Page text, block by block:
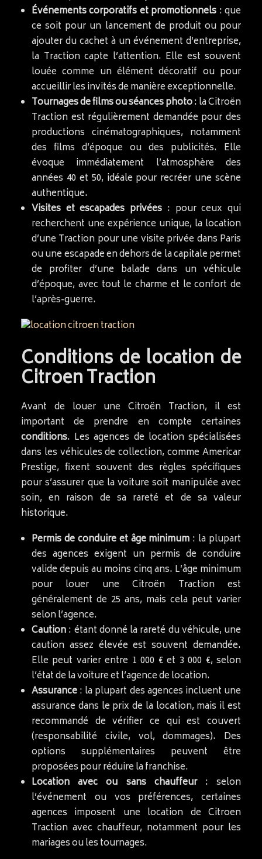
Événements corporatifs et promotionnels : que
ce soit pour un lancement de produit ou pour
ajouter du cachet à un événement d’entreprise,
la Traction capte l’attention. Elle est souvent
louée comme un élément décoratif ou pour
accueillir les invités de manière exceptionnelle.
Tournages de films ou séances photo: la Citroën
Traction est régulièrement demandée pour des
productions cinématographiques, notamment
des films d’époque ou des publicités. Elle
évoque immédiatement l’atmosphère des
années 40 et 50, idéale pour recréer une scène
authentique.
Visites et escapades privées : pour ceux qui
recherchent une expérience unique, la location
d’une Traction pour une visite privée dans Paris
ou une escapade en dehors de la capitale permet
de profiter d’une balade dans un véhicule
d’époque, avec tout le charme et le confort de
l’après-guerre.
Conditions de location de
Citroen Traction
Avant de louer une Citroën Traction, il est
important de prendre en compte certaines
conditions. Les agences de location spécialisées
dans les véhicules de collection, comme Americar
Prestige, fixent souvent des règles spécifiques
pour s’assurer que la voiture soit manipulée avec
soin, en raison de sa rareté et de sa valeur
historique.
Permis de conduire et âge minimum : la plupart
des agences exigent un permis de conduire
valide depuis au moins cinq ans. L’âge minimum
pour louer une Citroën Traction est
généralement de 25 ans, mais cela peut varier
selon l’agence.
Caution: étant donné la rareté du véhicule, une
caution assez élevée est souvent demandée.
Elle peut varier entre 1 000 € et 3 000 €, selon
l’état de la voiture et l’agence de location.
Assurance: la plupart des agences incluent une
assurance dans le prix de la location, mais il est
recommandé de vérifier ce qui est couvert
(responsabilité civile, vol, dommages). Des
options supplémentaires peuvent être
proposées pour réduire la franchise.
Location avec ou sans chauffeur: selon
l’événement ou vos préférences, certaines
agences imposent une location de Citroen
Traction avec chauffeur, notamment pour les
mariages ou les tournages.